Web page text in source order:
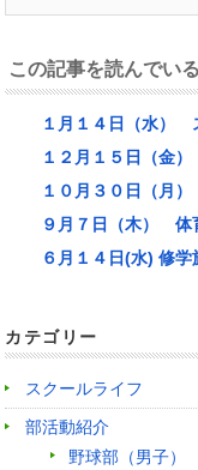
この記事を読んでい
１月１４日（水）
１２月１５日（金
１０月３０日（月
９月７日（木） 体
６月１４日(水) 修
カテゴリー
スクールライフ
部活動紹介
野球部（男子）